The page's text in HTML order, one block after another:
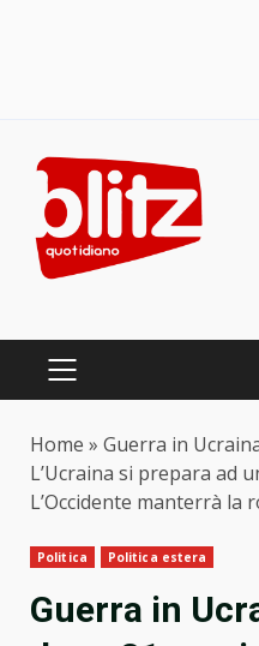
content
PRIMARY
Home » Guerra in
L’Ucraina si prepara ad
L’Occidente manterrà la
Politica Politica estera
Guerra in